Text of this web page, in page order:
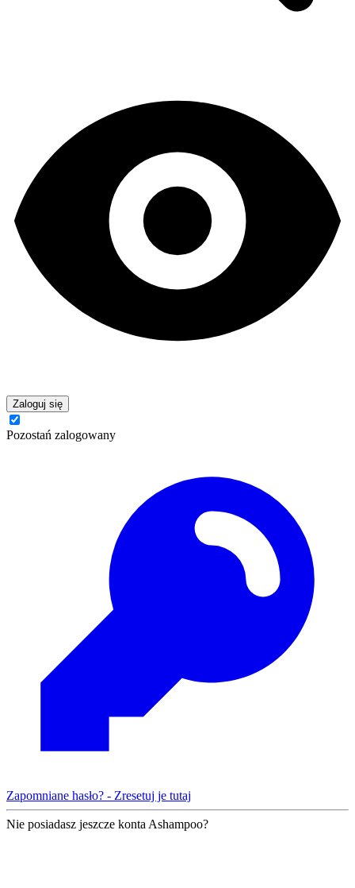
Zaloguj się
Pozostań zalogowany
Zapomniane hasło? - Zresetuj je tutaj
Nie posiadasz jeszcze konta Ashampoo?